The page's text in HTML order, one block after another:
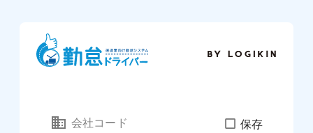
会社コード 保存